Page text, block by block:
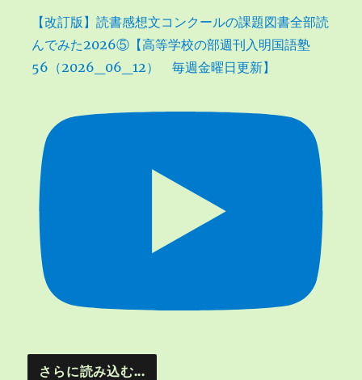
【改訂版】読書感想文コンクールの課題図書全部読
んでみた2026⑤【高等学校の部週刊入明国語塾
56（2026_06_12） 毎週金曜日更新】
さらに読み込む...